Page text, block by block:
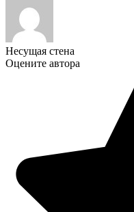
Несущая стена
Оцените автора